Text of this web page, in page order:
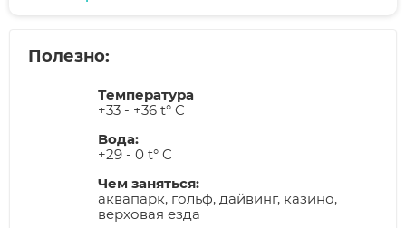
Полезно:
Температура
+33 - +36 t° C
Вода:
+29 - 0 t° C
Чем заняться:
аквапарк, гольф, дайвинг, казино,
верховая езда